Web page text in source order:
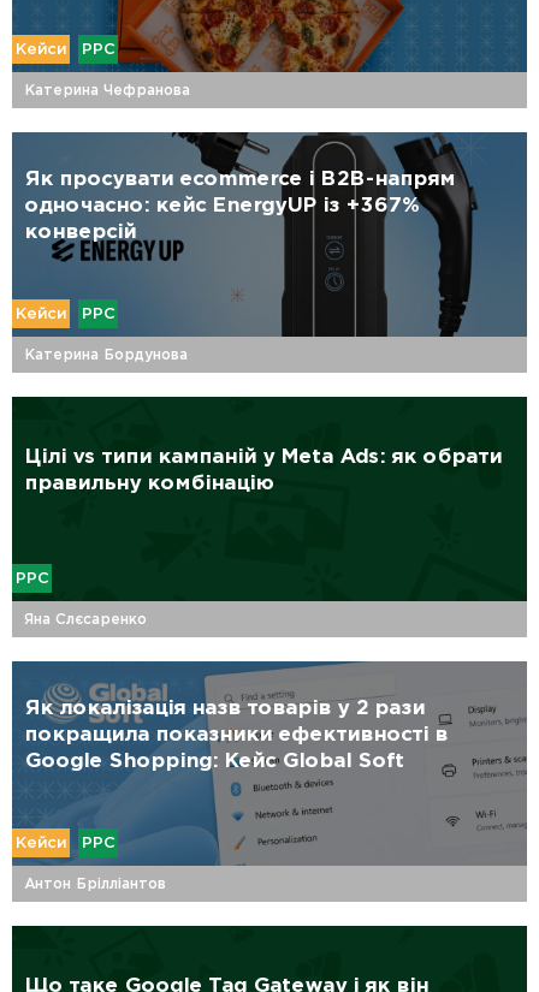
Кейси PPC
Катерина Чефранова
Як просувати ecommerce і B2B-напрям
одночасно: кейс EnergyUP із +367%
конверсій
Кейси PPC
Катерина Бордунова
Цілі vs типи кампаній у Meta Ads: як обрати
правильну комбінацію
PPC
Яна Слєсаренко
Як локалізація назв товарів у 2 рази
покращила показники ефективності в
Google Shopping: Кейс Global Soft
Кейси PPC
Антон Брілліантов
Що таке Google Tag Gateway і як він